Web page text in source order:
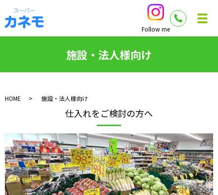
Follow me
施設・法人様向け
HOME 施設・法人様向け
仕入れをご検討の方へ